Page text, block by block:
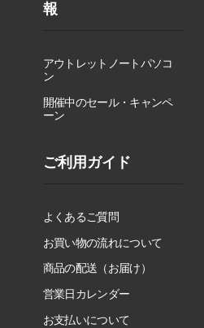
報
アウトレットノートパソコ
ン
開催中のセール・キャンペ
ーン
ご利用ガイド
よくあるご質問
お買い物の流れについて
商品の配送（お届け）
営業日カレンダー
お支払いについて